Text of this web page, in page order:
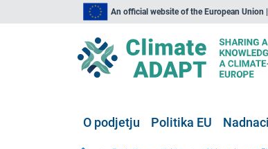
An official website of the European Union
O podjetju Politika EU